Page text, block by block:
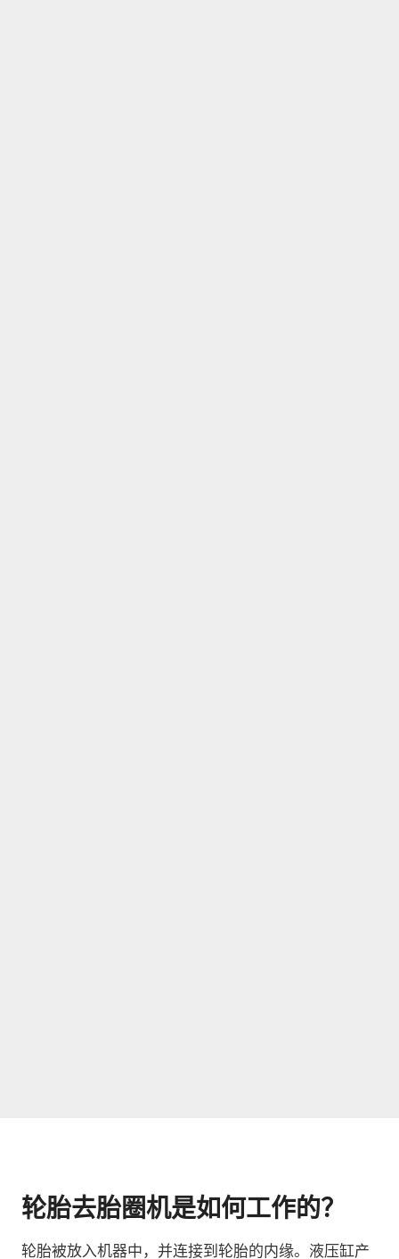
轮胎去胎圈机是如何工作的？
轮胎被放入机器中，并连接到轮胎的内缘。液压缸产